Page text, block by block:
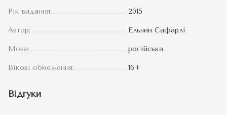
Рік видання: 2015
Автор: Ельчин Сафарлі
Мова: російська
Вікові обмеження: 16+
Відгуки